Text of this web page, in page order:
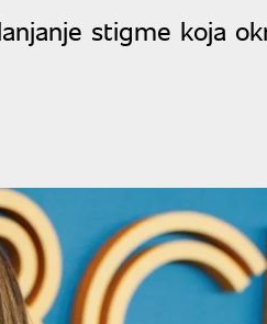
stigme koja